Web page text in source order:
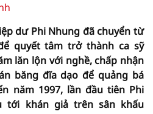
dư Phi Nhung đã chuyển từ
quyết tâm trở thành ca sỹ
lăn lộn với nghề, chấp nhận
băng đĩa dạo để quảng bá
năm 1997, lần đầu tiên Phi
tới khán giả trên sân khấu